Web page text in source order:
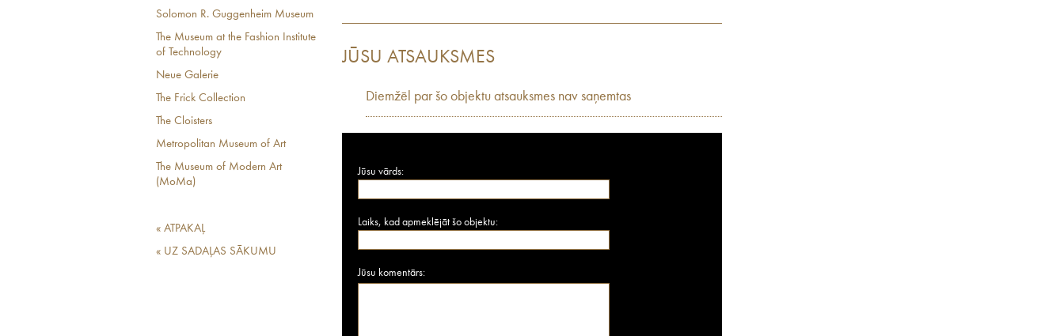
Solomon R. Guggenheim Museum
The Museum at the Fashion Institute
of Technology
Neue Galerie
The Frick Collection
The Cloisters
Metropolitan Museum of Art
The Museum of Modern Art
(MoMa)
« ATPAKAĻ
« UZ SADAĻAS SĀKUMU
JŪSU ATSAUKSMES
Diemžēl par šo objektu atsauksmes nav saņemtas
Jūsu vārds:
Laiks, kad apmeklējāt šo objektu:
Jūsu komentārs: